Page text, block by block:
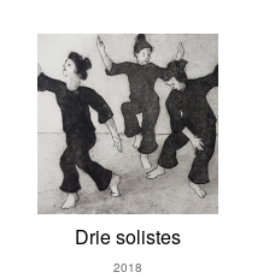
Drie solistes
2018